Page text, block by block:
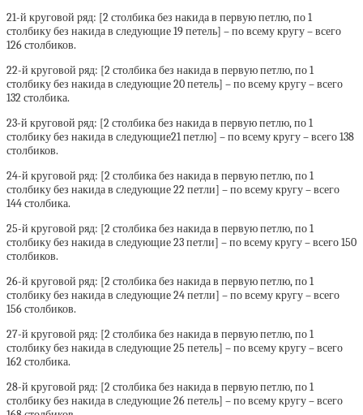
21-й круговой ряд: [2 столбика без накида в первую петлю, по 1
столбику без накида в следующие 19 петель] – по всему кругу – всего
126 столбиков.
22-й круговой ряд: [2 столбика без накида в первую петлю, по 1
столбику без накида в следующие 20 петель] – по всему кругу – всего
132 столбика.
23-й круговой ряд: [2 столбика без накида в первую петлю, по 1
столбику без накида в следующие21 петлю] – по всему кругу – всего 138
столбиков.
24-й круговой ряд: [2 столбика без накида в первую петлю, по 1
столбику без накида в следующие 22 петли] – по всему кругу – всего
144 столбика.
25-й круговой ряд: [2 столбика без накида в первую петлю, по 1
столбику без накида в следующие 23 петли] – по всему кругу – всего 150
столбиков.
26-й круговой ряд: [2 столбика без накида в первую петлю, по 1
столбику без накида в следующие 24 петли] – по всему кругу – всего
156 столбиков.
27-й круговой ряд: [2 столбика без накида в первую петлю, по 1
столбику без накида в следующие 25 петель] – по всему кругу – всего
162 столбика.
28-й круговой ряд: [2 столбика без накида в первую петлю, по 1
столбику без накида в следующие 26 петель] – по всему кругу – всего